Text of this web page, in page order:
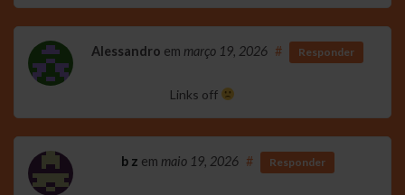
Alessandro em março 19, 2026 # Responder
Links off
b z em maio 19, 2026 # Responder